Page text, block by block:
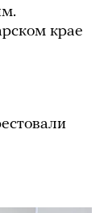
крае